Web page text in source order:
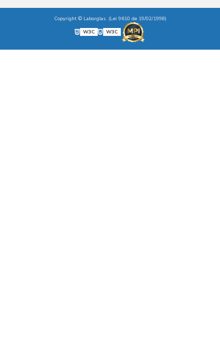
Copyright © Laborglas. (Lei 9610 de 19/02/1998)
W3C
W3C